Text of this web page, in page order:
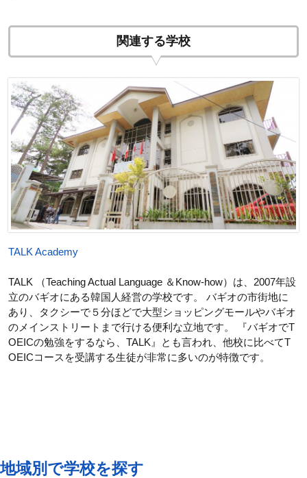
関連する学校
TALK Academy
TALK （Teaching Actual Language ＆Know-how）は、2007年設
立のバギオにある韓国人経営の学校です。 バギオの市街地に
あり、タクシーで５分ほどで大型ショッピングモールやバギオ
のメインストリートまで行ける便利な立地です。 『バギオでT
OEICの勉強をするなら、TALK』とも言われ、他校に比べてT
OEICコースを受講する生徒が非常に多いのが特徴です。
地域別で学校を探す